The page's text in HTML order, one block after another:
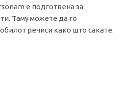
е подготвена за
Таму можете да го
речиси како што сакате.